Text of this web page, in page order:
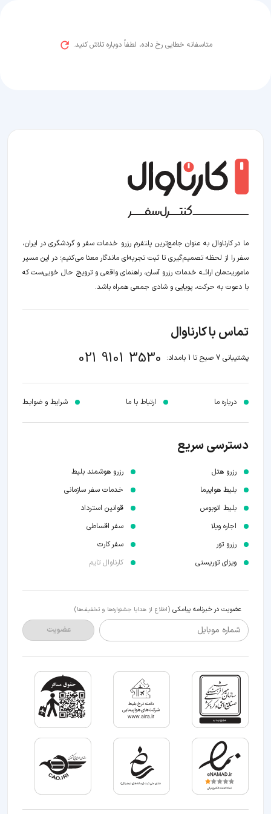
متاسفانه خطایی رخ داده، لطفاً دوباره تلاش کنید.
ما در کارناوال به عنوان جامع‌ترین پلتفرم رزرو خدمات سفر و گردشگری در ایران،
سفر را از لحظه‌ تصمیم‌گیری تا ثبت تجربه‌ای ماندگار معنا می‌کنیم؛ در این مسیر‍
ماموریت‌مان اراﺋــﻪ خدمات رزرو آسان، راهنمای واقعی و ترویج حال خوبی‌ست که
با دعوت به حرکت، پویایی و شادی جمعی همراه باشد.
تماس با کارناوال
پشتیبانی 7 صبح تا 1 بامداد: 021 9101 3530
درباره ما ارتباط با ما شرایط و ضوابـط
دسترسی سریع
رزرو هتل
بلیط هواپیما
بلیط اتوبوس
اجاره ویلا
رزرو تور
ویزای توریستی
رزرو هوشمند بلیط
خدمات سفر سازمانی
قوانین استرداد
سفر اقساطی
سفر کارت
کارناوال تایم
عضویت در خبرنامه پیامکی (اطلاع از هدایا جشنواره‌ها و تخفیف‌ها)
شماره موبایل عضویت